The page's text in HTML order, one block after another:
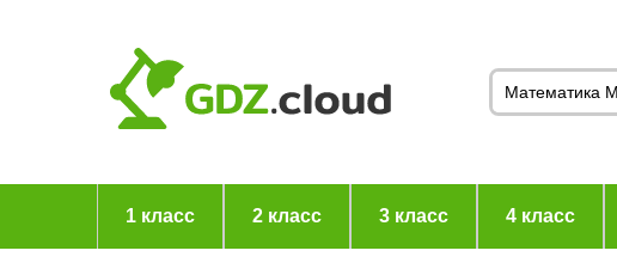
1 класс 2 класс 3 класс 4 класс